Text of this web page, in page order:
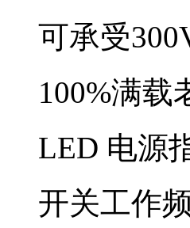
可承受
100%满载
LED 电源
开关工作